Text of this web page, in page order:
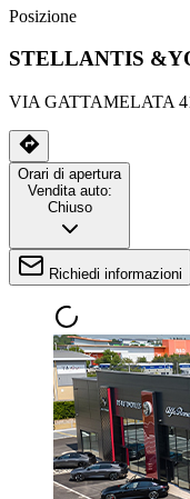
Posizione
STELLANTIS
VIA GATTAMELATA
Orari di apertura
Vendita auto:
Chiuso
Richiedi informazioni